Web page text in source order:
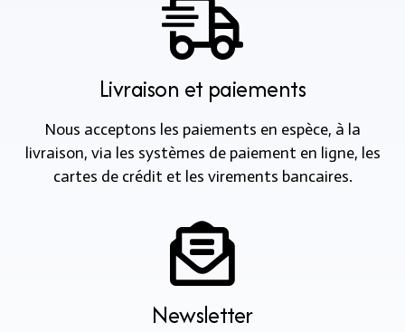
Livraison et paiements
Nous acceptons les paiements en espèce, à la
livraison, via les systèmes de paiement en ligne, les
cartes de crédit et les virements bancaires.
Newsletter